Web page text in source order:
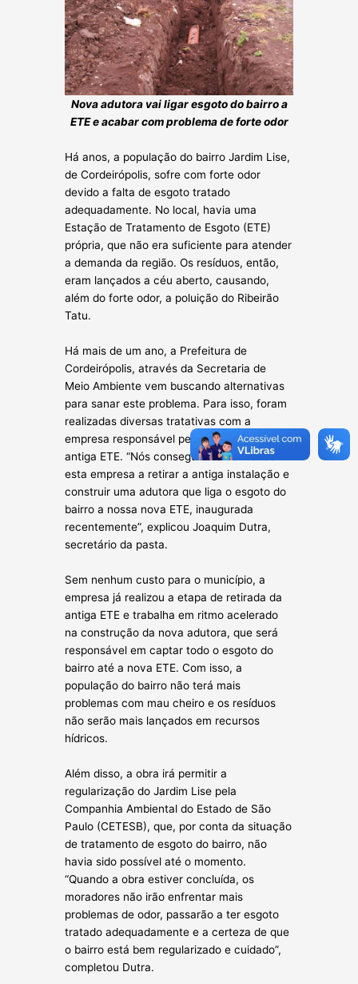
Nova adutora vai ligar esgoto do bairro a
ETE e acabar com problema de forte odor
Há anos, a população do bairro Jardim Lise,
de Cordeirópolis, sofre com forte odor
devido a falta de esgoto tratado
adequadamente. No local, havia uma
Estação de Tratamento de Esgoto (ETE)
própria, que não era suficiente para atender
a demanda da região. Os resíduos, então,
eram lançados a céu aberto, causando,
além do forte odor, a poluiçãodo Ribeirão
Tatu.
Há mais de um ano, a Prefeitura de
Cordeirópolis, através da Secretaria de
Meio Ambiente vem buscando alternativas
para sanar este problema. Para isso, foram
realizadas diversas tratativas com a
empresa responsável pela construção da
antiga ETE. “Nós conseguimos convencer
esta empresa a retirar a antiga instalação e
construir uma adutora que liga o esgoto do
bairro a nossa nova ETE, inaugurada
recentemente”, explicou Joaquim Dutra,
secretário da pasta.
Sem nenhum custo para o município, a
empresa já realizou a etapa de retirada da
antiga ETE e trabalha em ritmo acelerado
na construção da nova adutora, que será
responsável em captar todo o esgoto do
bairro até a nova ETE. Com isso, a
população do bairro não terá mais
problemas com mau cheiro e os resíduos
não serão mais lançados em recursos
hídricos.
Além disso, a obra irá permitir a
regularização do Jardim Lise pela
Companhia Ambiental do Estado de São
Paulo (CETESB), que, por conta da situação
de tratamento de esgoto do bairro, não
havia sido possível até o momento.
“Quando a obra estiver concluída, os
moradores não irão enfrentar mais
problemas de odor, passarão a ter esgoto
tratado adequadamente e a certeza de que
o bairro está bem regularizado e cuidado”,
completou Dutra.